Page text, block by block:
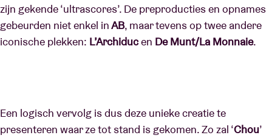
zijn gekende ‘ultrascores’. De preproducties en opnames
gebeurden niet enkel inAB, maar tevens op twee andere
iconische plekken: L’Archiducen De Munt/La Monnaie.
Een logisch vervolg is dus deze unieke creatie te
presenteren waar ze tot stand is gekomen. Zo zal ‘Chou’